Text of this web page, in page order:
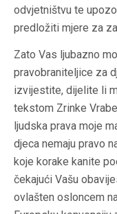
odvjetništvu te
pred­ložiti mjere za
Zato Vas ljubazno
pravobraniteljice za
izvijestite, dijelite li
tekstom Zrinke
ljudska prava moje
djeca nemaju pravo
koje korake kanite
čekajući Vašu
ovlašten osloncem